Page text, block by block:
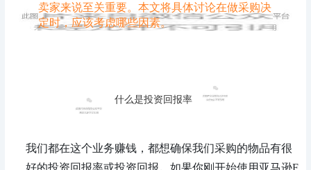
卖家来说至关重要。本文将具体讨论在做采购决
定时，应该考虑哪些因素。
什么是投资回报率
我们都在这个业务赚钱，都想确保我们采购的物品有很
好的投资回报率或投资回报。如果你刚开始使用亚马逊F